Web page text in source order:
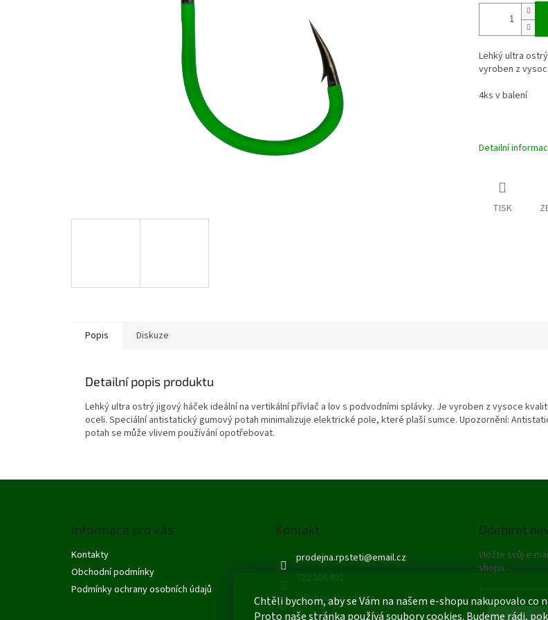
Chtěli bychom, aby se Vám na našem e-shopu nakupovalo co
Proto naše stránka používá soubory cookies. Budeme rádi,
Lehký ultra
vyroben z
4ks v balení
Detailní
TISK
Popis Diskuze
Detailní popis produktu
Lehký ultra ostrý jigový háček ideální na vertikální přívlač a lov s podvodními splávky. Je vyroben z vysoce
oceli. Speciální antistatický gumový potah minimalizuje elektrické pole, které plaší sumce. Upozornění:
potah se může vlivem používání opotřebovat.
Informace pro vás
Kontakty
Obchodní podmínky
Podmínky ochrany osobních údajů
Kontakt
prodejna.rpsteti@email.cz
S Rybou - prodejna
Odebírat
Vložte svůj e-
shopu.
E-mail